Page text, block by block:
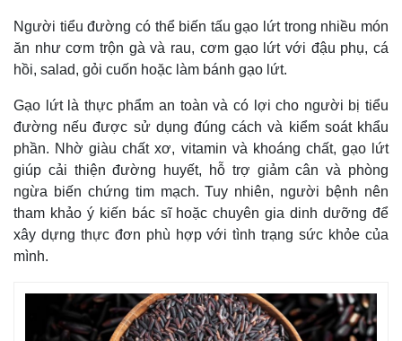
Người tiểu đường có thể biến tấu gạo lứt trong nhiều món
ăn như cơm trộn gà và rau, cơm gạo lứt với đậu phụ, cá
hồi, salad, gỏi cuốn hoặc làm bánh gạo lứt.
Gạo lứt là thực phẩm an toàn và có lợi cho người bị tiểu
đường nếu được sử dụng đúng cách và kiểm soát khẩu
phần. Nhờ giàu chất xơ, vitamin và khoáng chất, gạo lứt
giúp cải thiện đường huyết, hỗ trợ giảm cân và phòng
ngừa biến chứng tim mạch. Tuy nhiên, người bệnh nên
tham khảo ý kiến bác sĩ hoặc chuyên gia dinh dưỡng để
xây dựng thực đơn phù hợp với tình trạng sức khỏe của
mình.